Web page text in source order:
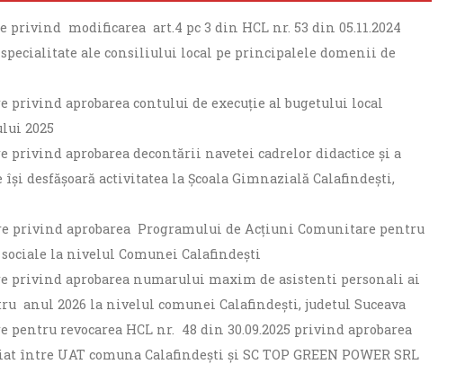
privind modificarea art.4 pc 3 din HCL nr. 53 din 05.11.2024
ale consiliului local pe principalele domenii de
privind aprobarea contului de execuție al bugetului local
2025
privind aprobarea decontării navetei cadrelor didactice și a
desfășoară activitatea la Școala Gimnazială Calafindești,
privind aprobarea Programului de Acţiuni Comunitare pentru
la nivelul Comunei Calafindești
privind aprobarea numarului maxim de asistenti personali ai
anul 2026 la nivelul comunei Calafindești, judetul Suceava
pentru revocarea HCL nr. 48 din 30.09.2025 privind aprobarea
UAT comuna Calafindești și SC TOP GREEN POWER SRL